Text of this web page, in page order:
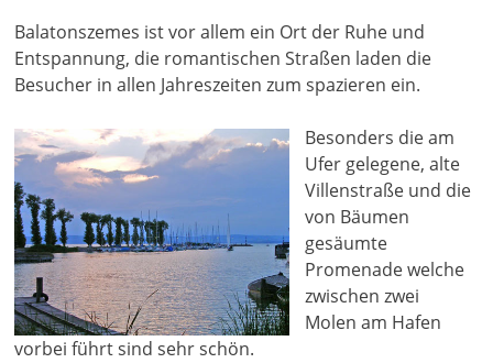
Balatonszemes ist vor allem ein Ort der Ruhe und
Entspannung, die romantischen Straßen laden die
Besucher in allen Jahreszeiten zum spazieren ein.
Besonders die am
Ufer gelegene, alte
Villenstraße und die
von Bäumen
gesäumte
Promenade welche
zwischen zwei
Molen am Hafen
vorbei führt sind sehr schön.